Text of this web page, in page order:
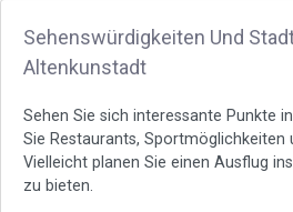
Sehenswürdigkeiten Und
Altenkunstadt
Sehen Sie sich interessante Punkte
Sie Restaurants, Sportmöglichkeiten
Vielleicht planen Sie einen Ausflug
zu bieten.